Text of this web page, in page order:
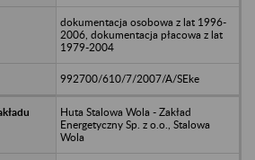
dokumentacja osobowa z lat 1996-
2006, dokumentacja płacowa z lat
1979-2004
992700/610/7/2007/A/SEke
Huta Stalowa Wola - Zakład
Energetyczny Sp. z o.o., Stalowa
Wola